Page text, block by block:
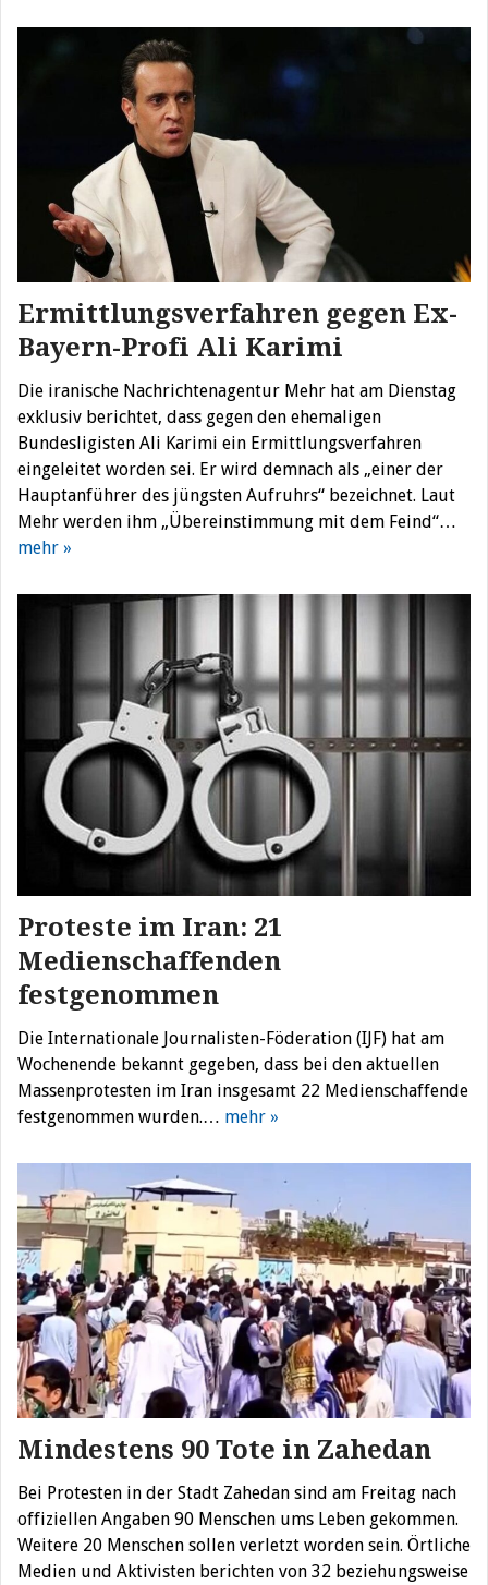
Ermittlungsverfahren gegen Ex-
Bayern-Profi Ali Karimi
Die iranische Nachrichtenagentur Mehr hat am Dienstag
exklusiv berichtet, dass gegen den ehemaligen
Bundesligisten Ali Karimi ein Ermittlungsverfahren
eingeleitet worden sei. Er wird demnach als „einer der
Hauptanführer des jüngsten Aufruhrs“ bezeichnet. Laut
Mehr werden ihm „Übereinstimmung mit dem Feind“…
mehr »
Proteste im Iran: 21
Medienschaffenden
festgenommen
Die Internationale Journalisten-Föderation (IJF) hat am
Wochenende bekannt gegeben, dass bei den aktuellen
Massenprotesten im Iran insgesamt 22 Medienschaffende
festgenommen wurden.… mehr »
Mindestens 90 Tote in Zahedan
Bei Protesten in der Stadt Zahedan sind am Freitag nach
offiziellen Angaben 90 Menschen ums Leben gekommen.
Weitere 20 Menschen sollen verletzt worden sein. Örtliche
Medien und Aktivisten berichten von 32 beziehungsweise